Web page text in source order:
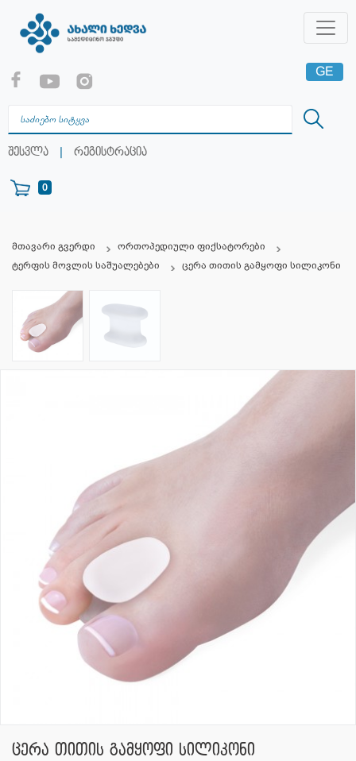
შესვლა | რეგისტრაცია
0
GE
RU
მთავარი გვერდი
ორთოპედიული ფიქსატორები
ტერფის მოვლის საშუალებები
ცერა თითის გამყოფი სილიკონი
ცერა თითის გამყოფი სილიკონი